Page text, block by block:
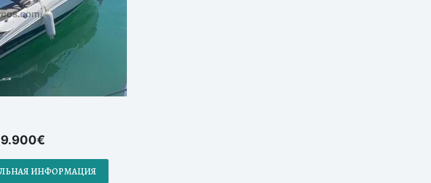
ИНФОРМАЦИЯ